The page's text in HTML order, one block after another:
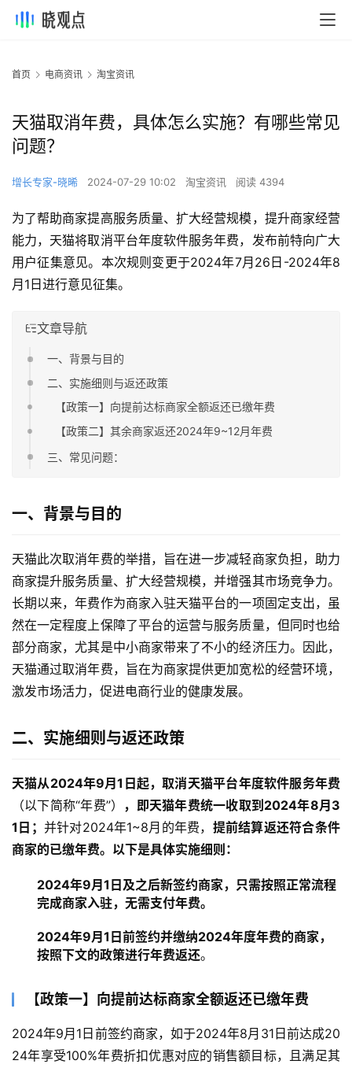
首页 电商资讯 淘宝资讯
天猫取消年费，具体怎么实施？有哪些常见
问题？
增长专家-晓晞 2024-07-29 10:02 淘宝资讯 阅读 4394
为了帮助商家提高服务质量、扩大经营规模，提升商家经营
能力，天猫将取消平台年度软件服务年费，发布前特向广大
用户征集意见。本次规则变更于2024年7月26日-2024年8
月1日进行意见征集。
文章导航
一、背景与目的
二、实施细则与返还政策
【政策一】向提前达标商家全额返还已缴年费
【政策二】其余商家返还2024年9~12月年费
三、常见问题：
一、背景与目的
天猫此次取消年费的举措，旨在进一步减轻商家负担，助力
商家提升服务质量、扩大经营规模，并增强其市场竞争力。
长期以来，年费作为商家入驻天猫平台的一项固定支出，虽
然在一定程度上保障了平台的运营与服务质量，但同时也给
部分商家，尤其是中小商家带来了不小的经济压力。因此，
天猫通过取消年费，旨在为商家提供更加宽松的经营环境，
激发市场活力，促进电商行业的健康发展。
二、实施细则与返还政策
天猫从2024年9月1日起，取消天猫平台年度软件服务年费
（以下简称“年费”）
，即天猫年费统一收取到2024年8月3
1日； 并针对2024年1~8月的年费， 提前结算返还符合条件
商家的已缴年费。以下是具体实施细则：
2024年9月1日及之后新签约商家，只需按照正常流程
完成商家入驻，无需支付年费。
2024年9月1日前签约并缴纳2024年度年费的商家，
按照下文的政策进行年费返还。
【政策一】向提前达标商家全额返还已缴年费
2024年9月1日前签约商家，如于2024年8月31日前达成20
24年享受100%年费折扣优惠对应的销售额目标，且满足其